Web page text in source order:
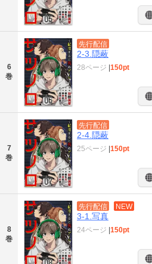
6
巻
先行配信
2-3.隠蔽
28ページ |150pt
7
巻
先行配信
2-4.隠蔽
25ページ |150pt
8
巻
先行配信 NEW
3-1.写真
24ページ |150pt